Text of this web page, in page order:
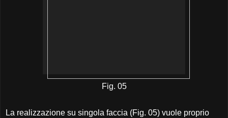
Fig. 05
La realizzazione su singola faccia (Fig. 05) vuole proprio